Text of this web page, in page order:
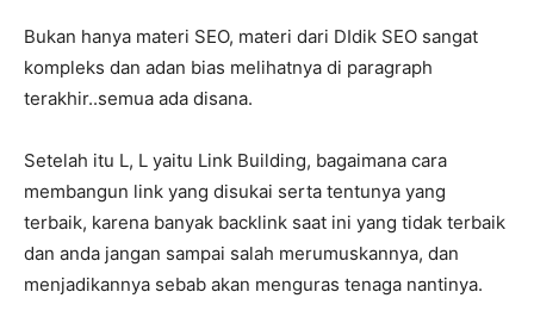
Bukan hanya materi SEO, materi dari DIdik SEO sangat
kompleks dan adan bias melihatnya di paragraph
terakhir..semua ada disana.
Setelah itu L, L yaitu Link Building, bagaimana cara
membangun link yang disukai serta tentunya yang
terbaik, karena banyak backlink saat ini yang tidak terbaik
dan anda jangan sampai salah merumuskannya, dan
menjadikannya sebab akan menguras tenaga nantinya.